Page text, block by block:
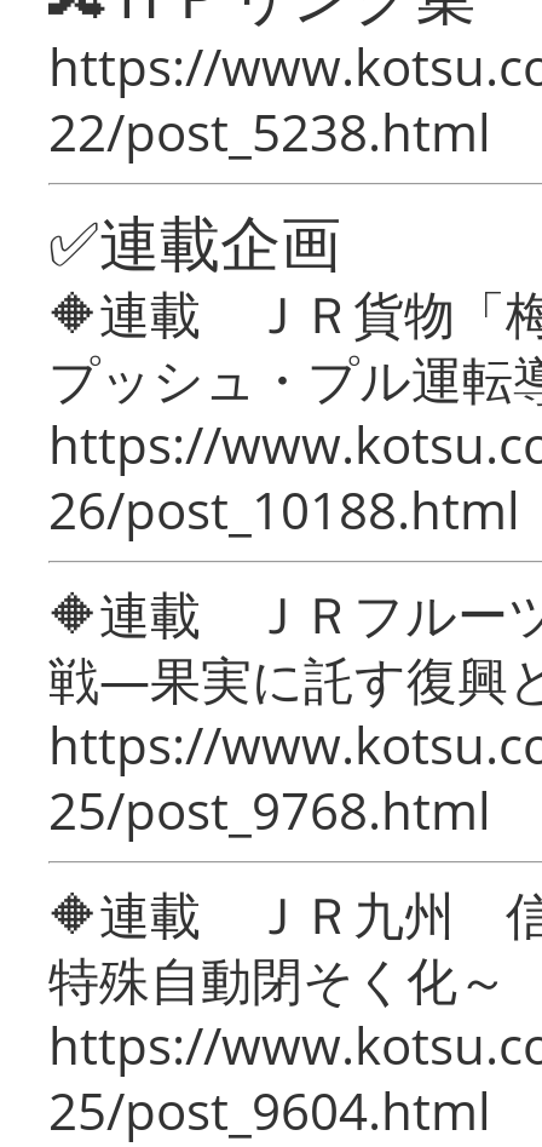
https://
22/post_5238.html
✅連載企画
🔶連載 ＪＲ貨物「
プッシュ・プル運転
https://
26/post_10188.html
🔶連載 ＪＲフルー
戦―果実に託す復興
https://
25/post_9768.html
🔶連載 ＪＲ九州 信
特殊自動閉そく化～
https://
25/post_9604.html